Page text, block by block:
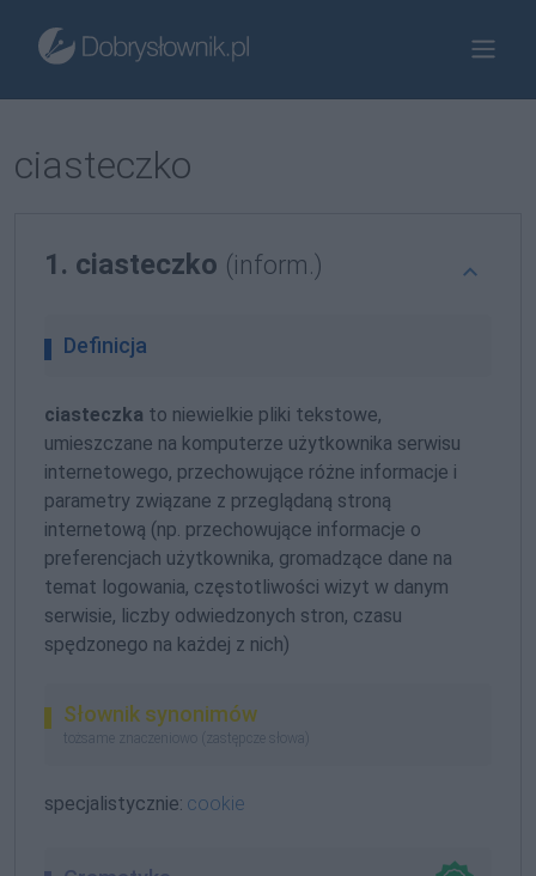
ciasteczko
1. ciasteczko (inform.)
Definicja
ciasteczka to niewielkie pliki tekstowe,
umieszczane na komputerze użytkownika serwisu
internetowego, przechowujące różne informacje i
parametry związane z przeglądaną stroną
internetową (np. przechowujące informacje o
preferencjach użytkownika, gromadzące dane na
temat logowania, częstotliwości wizyt w danym
serwisie, liczby odwiedzonych stron, czasu
spędzonego na każdej z nich)
Słownik synonimów
tożsame znaczeniowo (zastępcze słowa)
specjalistycznie: cookie